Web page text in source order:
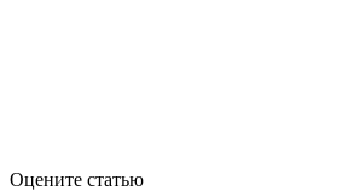
Оцените статью